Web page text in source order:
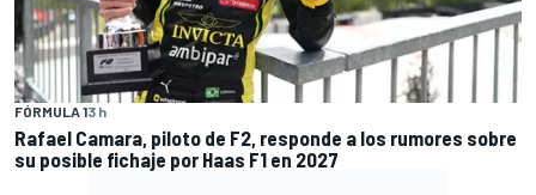
FÓRMULA 13 h
Rafael Camara, piloto de F2, responde a los rumores sobre
su posible fichaje por Haas F1 en 2027